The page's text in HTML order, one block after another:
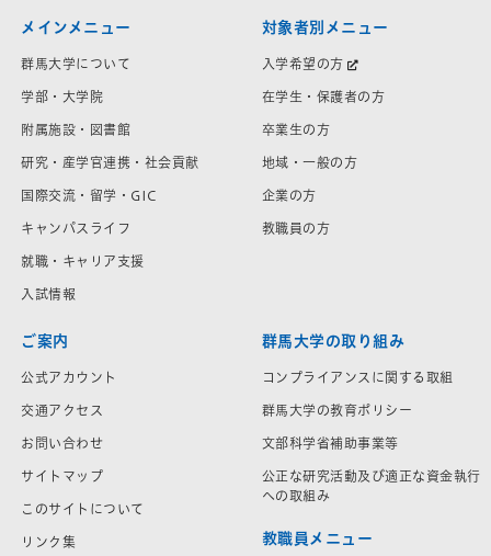
メインメニュー
群馬大学について
学部・大学院
附属施設・図書館
研究・産学官連携・社会貢献
国際交流・留学・GIC
キャンパスライフ
就職・キャリア支援
入試情報
対象者別メニュー
入学希望の方
在学生・保護者の方
卒業生の方
地域・一般の方
企業の方
教職員の方
ご案内
公式アカウント
交通アクセス
お問い合わせ
サイトマップ
このサイトについて
リンク集
群馬大学の取り組み
コンプライアンスに関する取組
群馬大学の教育ポリシー
文部科学省補助事業等
公正な研究活動及び適正な資金執行
への取組み
教職員メニュー